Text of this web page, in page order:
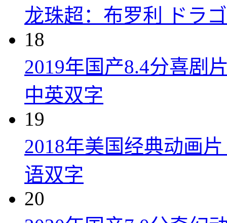
龙珠超：布罗利 ドラ
18
2019年国产8.4分喜剧
中英双字
19
2018年美国经典动画
语双字
20